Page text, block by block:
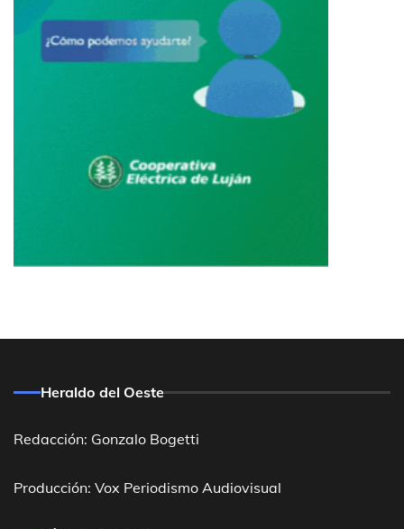
Heraldo del Oeste
Redacción: Gonzalo Bogetti
Producción: Vox Periodismo Audiovisual